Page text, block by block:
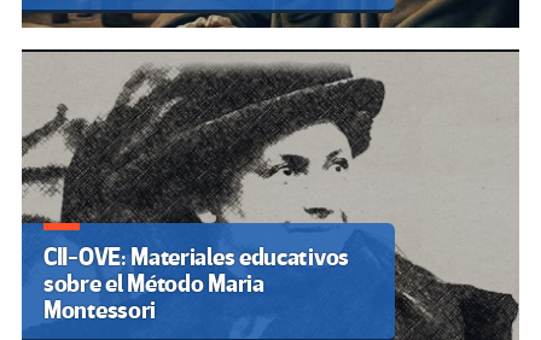
CII-OVE: Materiales educativos
sobre el Método Maria
Montessori